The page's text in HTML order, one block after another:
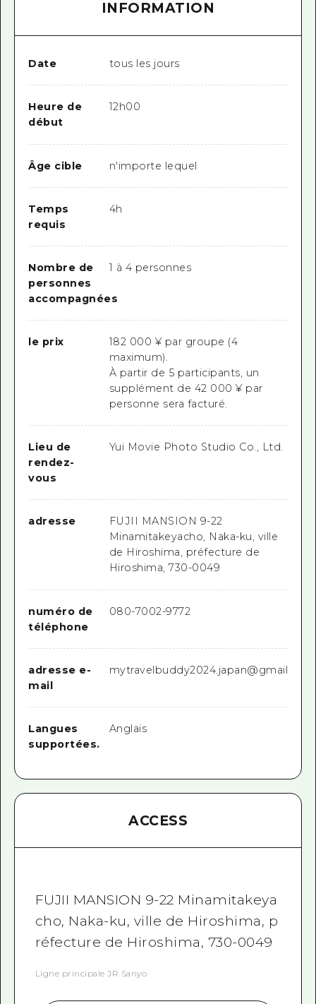
INFORMATION
Date tous les jours
Heure de
début
12h00
Âge cible n'importe lequel
Temps
requis
4h
Nombre de
personnes
accompagnées
1 à 4 personnes
le prix
182 000 ¥ par groupe (4
maximum).
À partir de 5 participants, un
supplément de 42 000 ¥ par
personne sera facturé.
Lieu de
rendez-
vous
Yui Movie Photo Studio Co., Ltd.
adresse
FUJII MANSION 9-22
Minamitakeyacho, Naka-ku, ville
de Hiroshima, préfecture de
Hiroshima, 730-0049
numéro de
téléphone
080-7002-9772
adresse e-
mail
mytravelbuddy2024.japan@gmail.com
Langues
supportées.
Anglais
ACCESS
FUJII MANSION 9-22 Minamitakeya
cho, Naka-ku, ville de Hiroshima, p
réfecture de Hiroshima, 730-0049
Ligne principale JR Sanyo